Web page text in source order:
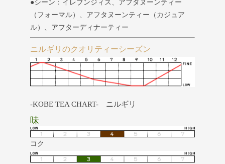
●シーン：イレブンジィス、アフタヌーンティー
（フォーマル）、アフタヌーンティー（カジュア
ル）、アフターディナーティー
ニルギリのクオリティーシーズン
-KOBE TEA CHART- ニルギリ
味
コク